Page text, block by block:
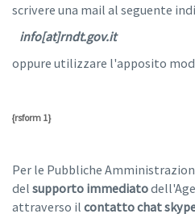
scrivere una mail al seguente
info[at]rndt.gov.it
oppure utilizzare l'apposito
{rsform 1}
Per le Pubbliche
del supporto immediato
attraverso il contatto chat